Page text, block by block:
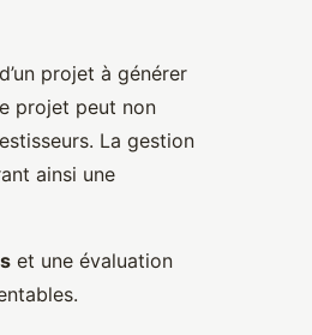
projet à générer
projet peut non
La gestion
ainsi une
et une évaluation